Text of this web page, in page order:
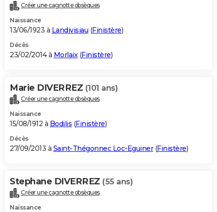
Créer une cagnotte obsèques
Naissance
13/06/1923 à Landivisiau (Finistère)
Décès
23/02/2014 à Morlaix(Finistère)
Marie DIVERREZ (101 ans)
Créer une cagnotte obsèques
Naissance
15/08/1912 à Bodilis (Finistère)
Décès
27/09/2013 à Saint-Thégonnec Loc-Eguiner(Finistère)
Stephane DIVERREZ (55 ans)
Créer une cagnotte obsèques
Naissance